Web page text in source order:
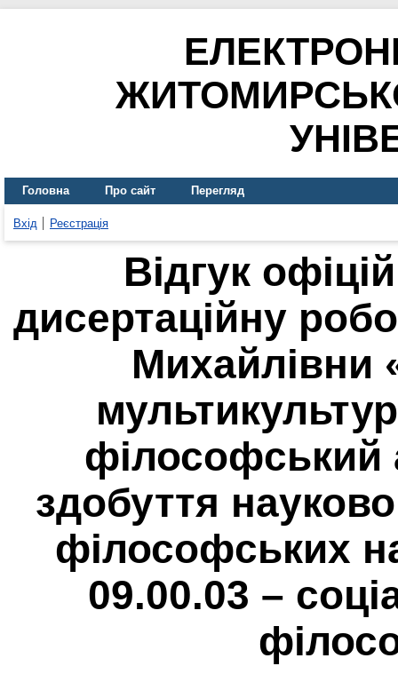
Головна Про сайт Перегляд
Вхід Реєстрація
Відгук
дисертаційну
Михайлівни
філософський
здобуття
філософських
09.00.03 –